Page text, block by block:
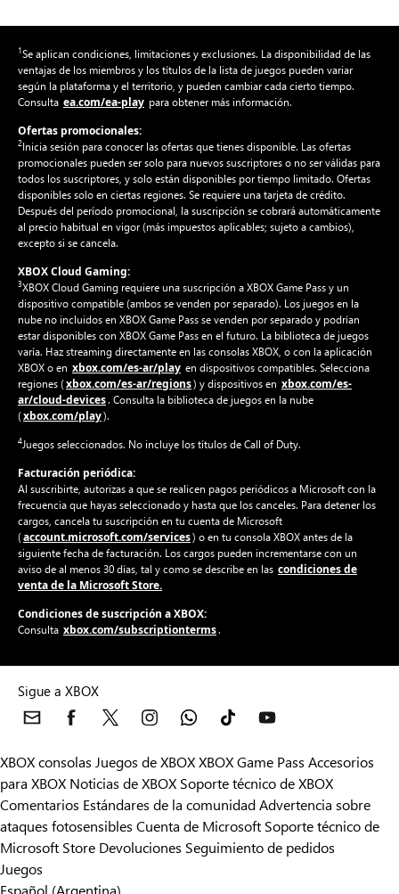
1Se aplican condiciones, limitaciones y exclusiones. La disponibilidad de las
ventajas de los miembros y los títulos de la lista de juegos pueden variar
según la plataforma y el territorio, y pueden cambiar cada cierto tiempo.
Consulta ea.com/ea-play para obtener más información.
Ofertas promocionales:
2Inicia sesión para conocer las ofertas que tienes disponible. Las ofertas
promocionales pueden ser solo para nuevos suscriptores o no ser válidas para
todos los suscriptores, y solo están disponibles por tiempo limitado. Ofertas
disponibles solo en ciertas regiones. Se requiere una tarjeta de crédito.
Después del período promocional, la suscripción se cobrará automáticamente
al precio habitual en vigor (más impuestos aplicables; sujeto a cambios),
excepto si se cancela.
XBOX Cloud Gaming:
3XBOX Cloud Gaming requiere una suscripción a XBOX Game Pass y un
dispositivo compatible (ambos se venden por separado). Los juegos en la
nube no incluidos en XBOX Game Pass se venden por separado y podrían
estar disponibles con XBOX Game Pass en el futuro. La biblioteca de juegos
varía. Haz streaming directamente en las consolas XBOX, o con la aplicación
XBOX o en xbox.com/es-ar/play en dispositivos compatibles. Selecciona
regiones (xbox.com/es-ar/regions) y dispositivos en xbox.com/es-
ar/cloud-devices. Consulta la biblioteca de juegos en la nube
(xbox.com/play).
4Juegos seleccionados. No incluye los títulos de Call of Duty.
Facturación periódica:
Al suscribirte, autorizas a que se realicen pagos periódicos a Microsoft con la
frecuencia que hayas seleccionado y hasta que los canceles. Para detener los
cargos, cancela tu suscripción en tu cuenta de Microsoft
(account.microsoft.com/services) o en tu consola XBOX antes de la
siguiente fecha de facturación. Los cargos pueden incrementarse con un
aviso de al menos 30 días, tal y como se describe en las condiciones de
venta de la Microsoft Store.
Condiciones de suscripción a XBOX:
Consulta xbox.com/subscriptionterms.
Sigue a XBOX
XBOX consolas Juegos de XBOXXBOX Game Pass Accesorios
para XBOX Noticias de XBOX Soporte técnico de XBOX
Comentarios Estándares de la comunidadAdvertencia sobre
ataques fotosensibles Cuenta de Microsoft Soporte técnico de
Microsoft Store Devoluciones Seguimiento de pedidos
Juegos
Español (Argentina)